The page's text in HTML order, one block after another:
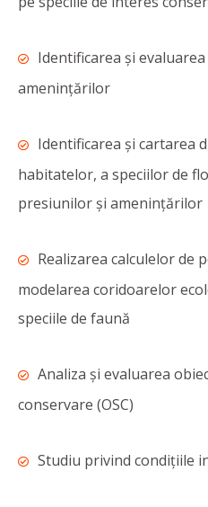
Identificarea şi
ameninţărilor
Identificarea și cartarea
habitatelor, a speciilor de
presiunilor şi ameninţărilor
Realizarea calculelor de
modelarea coridoarelor
speciile de faună
Analiza și evaluarea
conservare (OSC)
Studiu privind condiţiile